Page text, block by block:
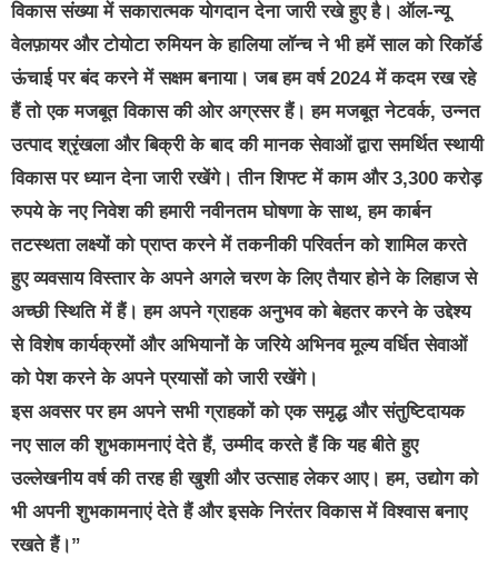
विकास संख्या में सकारात्मक योगदान देना जारी रखे हुए है। ऑल-न्यू
वेलफ़ायर और टोयोटा रुमियन के हालिया लॉन्च ने भी हमें साल को रिकॉर्ड
ऊंचाई पर बंद करने में सक्षम बनाया। जब हम वर्ष 2024 में कदम रख रहे
हैं तो एक मजबूत विकास की ओर अग्रसर हैं। हम मजबूत नेटवर्क, उन्नत
उत्पाद श्रृंखला और बिक्री के बाद की मानक सेवाओं द्वारा समर्थित स्थायी
विकास पर ध्यान देना जारी रखेंगे। तीन शिफ्ट में काम और 3,300 करोड़
रुपये के नए निवेश की हमारी नवीनतम घोषणा के साथ, हम कार्बन
तटस्थता लक्ष्यों को प्राप्त करने में तकनीकी परिवर्तन को शामिल करते
हुए व्यवसाय विस्तार के अपने अगले चरण के लिए तैयार होने के लिहाज से
अच्छी स्थिति में हैं। हम अपने ग्राहक अनुभव को बेहतर करने के उद्देश्य
से विशेष कार्यक्रमों और अभियानों के जरिये अभिनव मूल्य वर्धित सेवाओं
को पेश करने के अपने प्रयासों को जारी रखेंगे।
इस अवसर पर हम अपने सभी ग्राहकों को एक समृद्ध और संतुष्टिदायक
नए साल की शुभकामनाएं देते हैं, उम्मीद करते हैं कि यह बीते हुए
उल्लेखनीय वर्ष की तरह ही खुशी और उत्साह लेकर आए। हम, उद्योग को
भी अपनी शुभकामनाएं देते हैं और इसके निरंतर विकास में विश्वास बनाए
रखते हैं।”